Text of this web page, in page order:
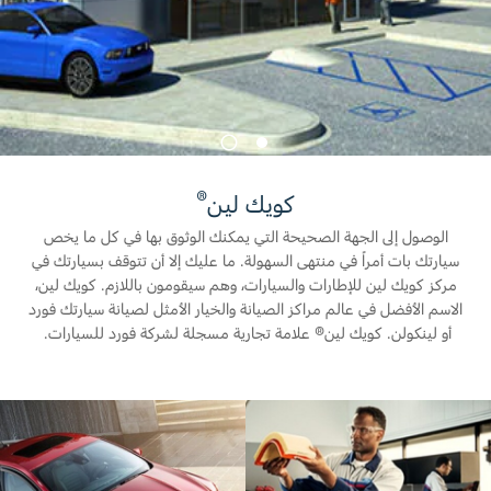
البحرين
العراق
الأردن
لبنان
سلطنة
عمان
‫المملكة
طلب سعر
البحث عن الوكيل
أسطول فورد
فورد بروتكت
خطة الخدمات الممتدة
خطة الخدمات الممتدة
إصلاح أضرار الحوادث
القسائم والخصومات الخاصة بالصيانة
كويك لاين
الإطارات
خدمة المحرك
خدمة الفرامل
خدمة البطارية
تغيير الفلاتر
الضمان والتأمين
1 2
كويك لين®
الوصول إلى الجهة الصحيحة التي يمكنك الوثوق بها في كل ما يخص
سيارتك بات أمراً في منتهى السهولة. ما عليك إلا أن تتوقف بسيارتك في
مركز كويك لين للإطارات والسيارات، وهم سيقومون باللازم. كويك لين،
الاسم الأفضل في عالم مراكز الصيانة والخيار الأمثل لصيانة سيارتك فورد
أو لينكولن. كويك لين® علامة تجارية مسجلة لشركة فورد للسيارات. ‏